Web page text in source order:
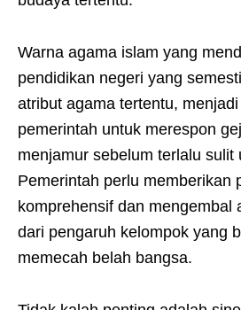
Warna agama islam yang
pendidikan negeri yang
atribut agama tertentu,
pemerintah untuk merespon
menjamur sebelum terlalu sulit
Pemerintah perlu memberikan
komprehensif dan mengembal
dari pengaruh kelompok yang
memecah belah bangsa.